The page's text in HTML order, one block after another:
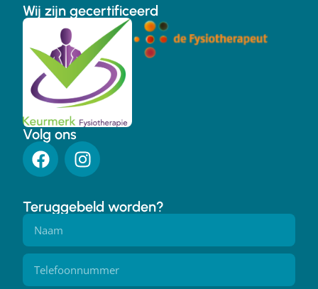
Wij zijn gecertificeerd
Volg ons
Teruggebeld worden?